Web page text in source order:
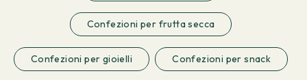
Confezioni per frutta secca
Confezioni per gioielli Confezioni per snack